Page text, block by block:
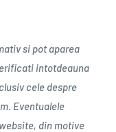
si pot aparea
intotdeauna
cele despre
Eventualele
din motive